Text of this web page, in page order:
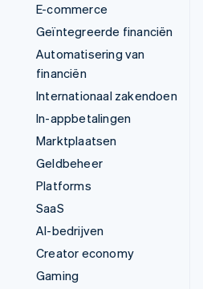
E-commerce
Geïntegreerde financiën
Automatisering van
financiën
Internationaal zakendoen
In-appbetalingen
Marktplaatsen
Geldbeheer
Platforms
SaaS
AI-bedrijven
Creator economy
Gaming